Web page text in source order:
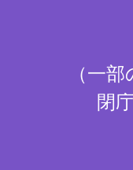
（一
閉